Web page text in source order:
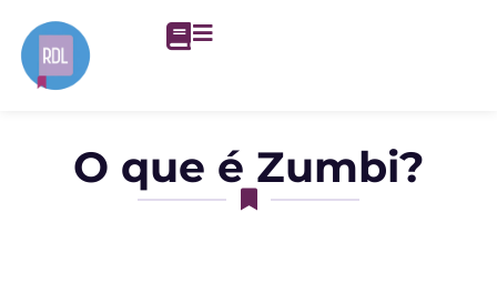
O que é Zumbi?